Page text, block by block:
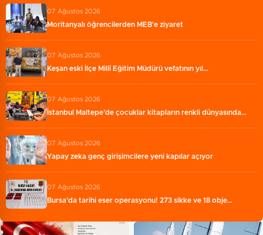
07 Ağustos 2026
Moritanyalı öğrencilerden MEB'e ziyaret
07 Ağustos 2026
Keşan eski İlçe Millî Eğitim Müdürü vefatının yıl…
07 Ağustos 2026
İstanbul Maltepe’de çocuklar kitapların renkli dünyasında…
07 Ağustos 2026
Yapay zeka genç girişimcilere yeni kapılar açıyor
07 Ağustos 2026
Bursa'da tarihi eser operasyonu! 273 sikke ve 18 obje…